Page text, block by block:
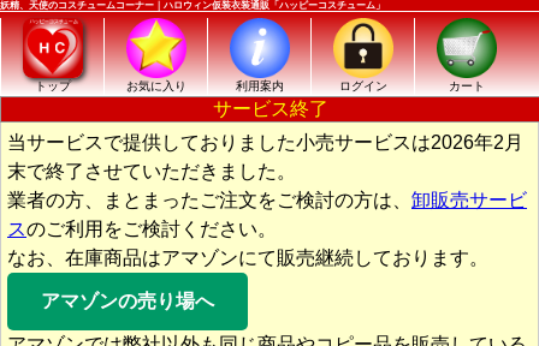
妖精、天使のコスチュームコーナー｜ハロウィン仮装衣装通販「ハッピーコスチューム」
トップ お気に入り 利用案内 ログイン カート
サービス終了
当サービスで提供しておりました小売サービスは2026年2月
末で終了させていただきました。
業者の方、まとまったご注文をご検討の方は、 卸販売サービ
スのご利用をご検討ください。
なお、在庫商品はアマゾンにて販売継続しております。
アマゾンの売り場へ